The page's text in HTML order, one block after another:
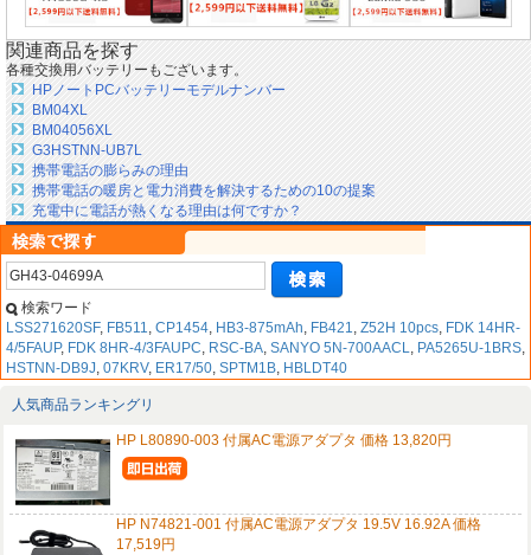
関連商品を探す
各種交換用バッテリーもございます。
HPノートPCバッテリーモデルナンバー
BM04XL
BM04056XL
G3HSTNN-UB7L
携帯電話の膨らみの理由
携帯電話の暖房と電力消費を解決するための10の提案
充電中に電話が熱くなる理由は何ですか？
検索ワード
LSS271620SF, FB511, CP1454, HB3-875mAh, FB421, Z52H 10pcs, FDK 14HR-
4/5FAUP, FDK 8HR-4/3FAUPC, RSC-BA, SANYO 5N-700AACL, PA5265U-1BRS,
HSTNN-DB9J, 07KRV, ER17/50, SPTM1B, HBLDT40
人気商品ランキングリ
HP L80890-003 付属AC電源アダプタ 価格 13,820円
HP N74821-001 付属AC電源アダプタ 19.5V 16.92A 価格
17,519円